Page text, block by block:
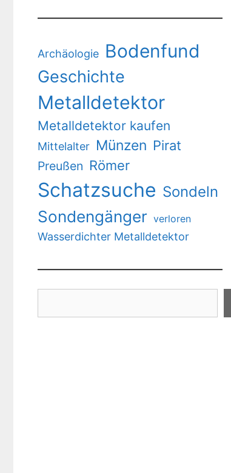
Archäologie Bodenfund
Geschichte
Metalldetektor
Metalldetektor kaufen
Mittelalter Münzen Pirat
Preußen Römer
Schatzsuche Sondeln
Sondengänger verloren
Wasserdichter Metalldetektor